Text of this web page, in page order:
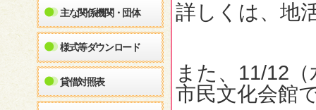
主な関係機関・団体
様式等ダウンロード
貸借対照表
詳しくは、地
また、11/12
市民文化会館